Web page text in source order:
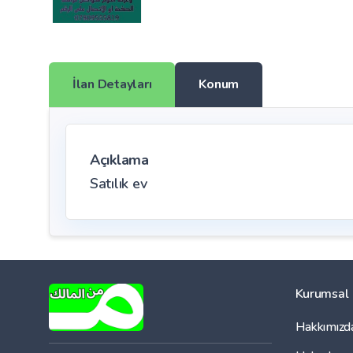
İlan Detayları Konum
Açıklama
Satılık ev
Kurumsal